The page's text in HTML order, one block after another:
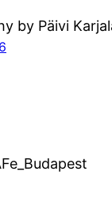
by Päivi